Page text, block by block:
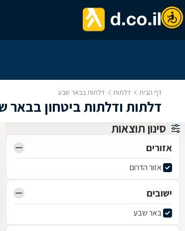
דף הבית דלתות דלתות בבאר שבע
דלתות ודלתות ביטחון בבאר
סינון תוצאות
אזורים
אזור הדרום
ישובים
באר שבע